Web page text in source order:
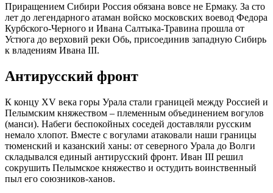
Приращением Сибири Россия обязана вовсе не Ермаку. За сто
лет до легендарного атаман войско московских воевод Федора
Курбского-Черного и Ивана Салтыка-Травина прошла от
Устюга до верховий реки Обь, присоединив западную Сибирь
к владениям Ивана III.
Антирусский фронт
К концу XV века горы Урала стали границей между Россией и
Пелымским княжеством – племенным объединением вогулов
(манси). Набеги беспокойных соседей доставляли русским
немало хлопот. Вместе с вогулами атаковали наши границы
тюменский и казанский ханы: от северного Урала до Волги
складывался единый антирусский фронт. Иван III решил
сокрушить Пелымское княжество и остудить воинственный
пыл его союзников-ханов.